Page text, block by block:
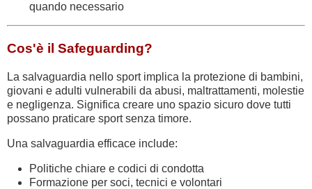
quando necessario
Cos'è il Safeguarding?
La salvaguardia nello sport implica la protezione di bambini,
giovani e adulti vulnerabili da abusi, maltrattamenti, molestie
e negligenza. Significa creare uno spazio sicuro dove tutti
possano praticare sport senza timore.
Una salvaguardia efficace include:
Politiche chiare e codici di condotta
Formazione per soci, tecnici e volontari